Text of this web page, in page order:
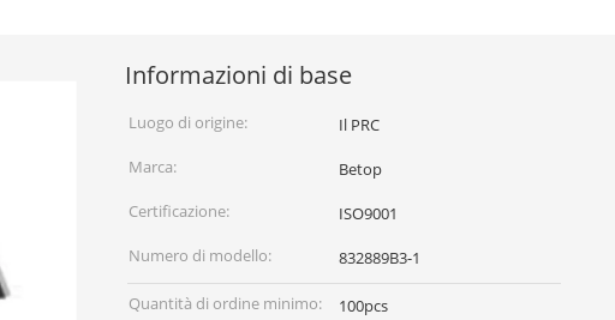
Informazioni di base
Luogo di origine:
Il PRC
Marca:
Betop
Certificazione:
ISO9001
Numero di modello:
832889B3-1
Quantità di ordine minimo:
100pcs